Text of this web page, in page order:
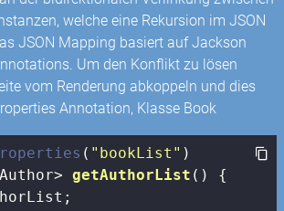
welche eine Rekursion im JSON
JSON Mapping basiert auf Jackson
Um den Konflikt zu lösen
vom Renderung abkoppeln und dies
Annotation, Klasse Book
( "bookList"
getAuthorList ()
{